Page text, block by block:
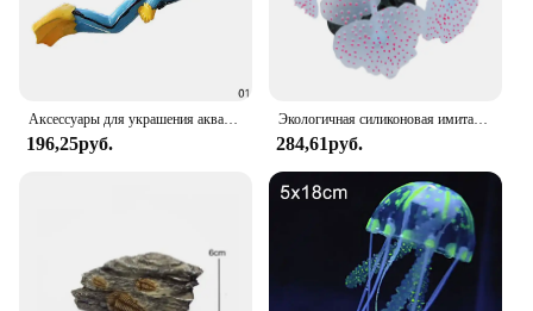
196,25руб.
Экологичная силиконовая имитация кораллового флуоресцентного фотографического орнамента для аквариума
284,61руб.